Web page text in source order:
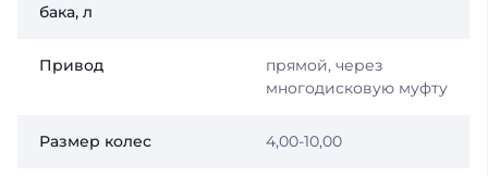
бака, л
Привод
прямой, через
многодисковую муфту
Размер колес 4,00-10,00